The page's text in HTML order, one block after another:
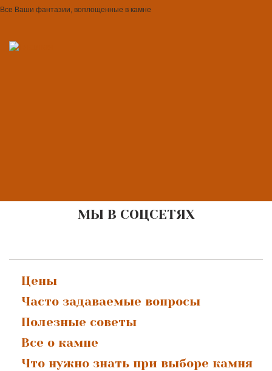
Все Ваши фантазии, воплощенные в камне
МЫ В СОЦСЕТЯХ
Цены
Часто задаваемые вопросы
Полезные советы
Все о камне
Что нужно знать при выборе камня